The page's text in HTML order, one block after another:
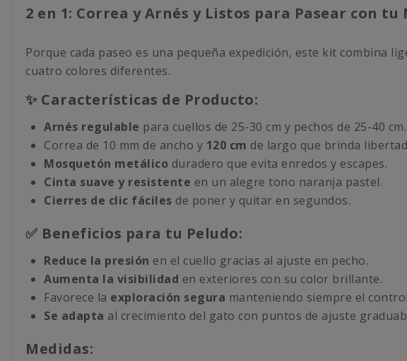
2 en 1: Correa y Arnés y Listos para Pasear con tu
Porque cada paseo es una pequeña expedición, este kit combina
cuatro colores diferentes.
✨ Características de Producto:
Arnés regulable para cuellos de 25-30 cm y pechos de 25-40 cm.
Correa de 10 mm de ancho y 120 cm de largo que brinda
Mosquetón metálico duradero que evita enredos y escapes.
Cinta suave y resistente en un alegre tono naranja pastel.
Cierres de clic fáciles de poner y quitar en segundos.
✅ Beneficios para tu Peludo:
Reduce la presión en el cuello gracias al ajuste en pecho.
Aumenta la visibilidad en exteriores con su color brillante.
Favorece la exploración segura manteniendo siempre el
Se adapta al crecimiento del gato con puntos de ajuste
Medidas: